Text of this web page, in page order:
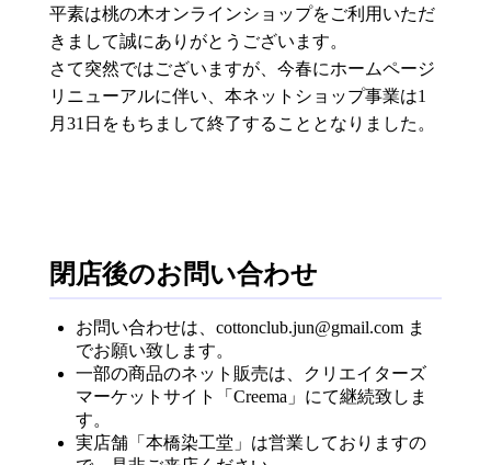
平素は桃の木オンラインショップをご利用いただ
きまして誠にありがとうございます。
さて突然ではございますが、今春にホームページ
リニューアルに伴い、本ネットショップ事業は1
月31日をもちまして終了することとなりました。
閉店後のお問い合わせ
お問い合わせは、cottonclub.jun@gmail.com ま
でお願い致します。
一部の商品のネット販売は、クリエイターズ
マーケットサイト「Creema」にて継続致しま
す。
実店舗「本橋染工堂」は営業しておりますの